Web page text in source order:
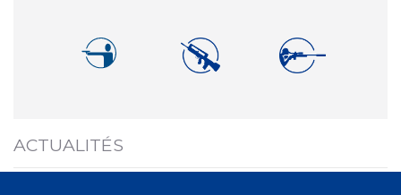
ACTUALITÉS